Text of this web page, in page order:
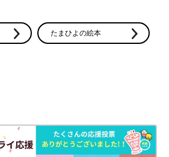
たまひよの絵本